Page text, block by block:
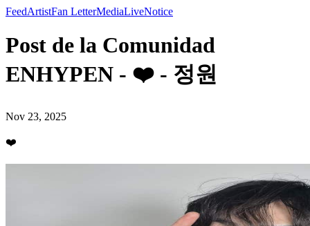
FeedArtistFan LetterMediaLiveNotice
Post de la Comunidad
ENHYPEN - ❤️ - 정원
Nov 23, 2025
❤️